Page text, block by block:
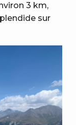
3 km,
sur